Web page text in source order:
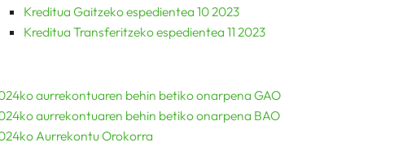
Kreditua Gaitzeko espedientea 10 2023
Kreditua Transferitzeko espedientea 11 2023
aurrekontuaren behin betiko onarpena GAO
aurrekontuaren behin betiko onarpena BAO
Aurrekontu Orokorra